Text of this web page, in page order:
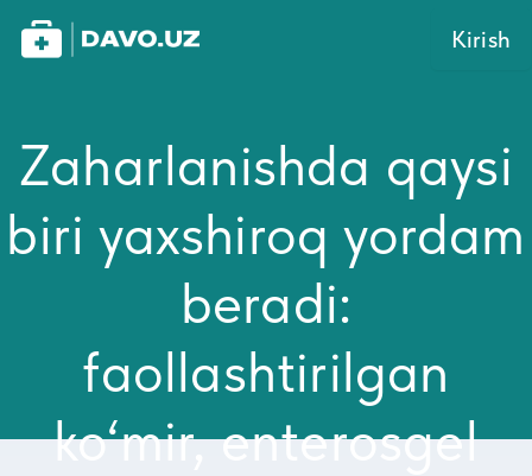
Kirish
Zaharlanishda qaysi
biri yaxshiroq yordam
beradi:
faollashtirilgan
ko‘mir, enterosgel